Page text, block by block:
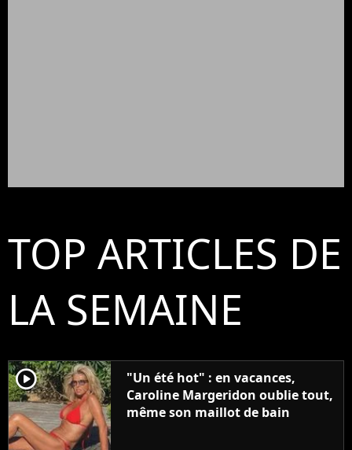
TOP ARTICLES DE
LA SEMAINE
player2
"Un été hot" : en vacances,
Caroline Margeridon oublie tout,
même son maillot de bain